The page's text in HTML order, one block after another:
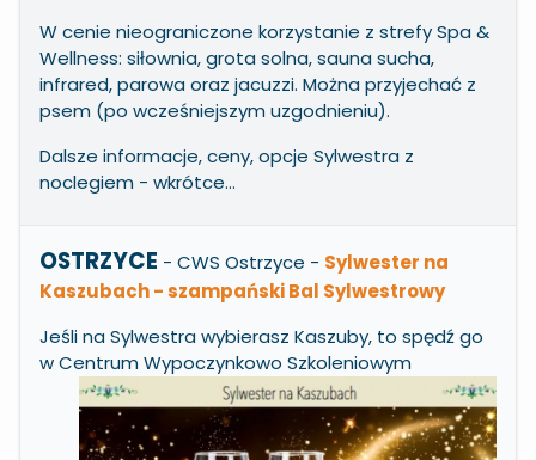
W cenie nieograniczone korzystanie z strefy Spa &
Wellness: siłownia, grota solna, sauna sucha,
infrared, parowa oraz jacuzzi. Można przyjechać z
psem (po wcześniejszym uzgodnieniu).
Dalsze informacje, ceny, opcje Sylwestra z
noclegiem - wkrótce...
OSTRZYCE - CWS Ostrzyce - Sylwester na
Kaszubach - szampański Bal Sylwestrowy
Jeśli na Sylwestra wybierasz Kaszuby, to spędź go
w CentrumWypoczynkowo Szkoleniowym